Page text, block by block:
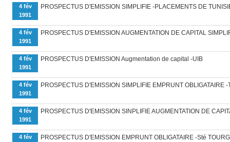
4 fév
1991
PROSPECTUS D'EMISSION SIMPLIFIE -PLACEMENTS DE
4 fév
1991
PROSPECTUS D'EMISSION AUGMENTATION DE CAPITAL
4 fév
1991
PROSPECTUS D'EMISSION Augmentation de capital -UIB
4 fév
1991
PROSPECTUS D'EMISSION SIMPLIFIE EMPRUNT OBLIGATAIRE
4 fév
1991
PROSPECTUS D'EMISSION SINPLIFIE AUGMENTATION DE
4 fév
PROSPECTUS D'EMISSION EMPRUNT OBLIGATAIRE -Sté